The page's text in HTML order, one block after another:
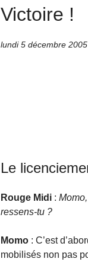
Victoire !
lundi 5 décembre 2005
Le
Rouge Midi :
ressens-tu ?
Momo : C’est
mobilisés non pas